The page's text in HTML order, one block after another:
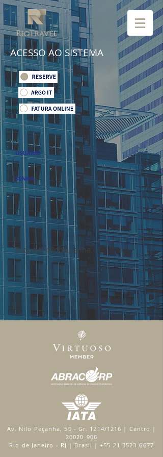
ACESSO AO SISTEMA
USUÁRIO
SENHA
Esqueci minha senha
Av. Nilo Peçanha, 50 - Gr. 1214/1216 | Centro |
20020-906
Rio de Janeiro - RJ | Brasil |+55 21 3523-6677